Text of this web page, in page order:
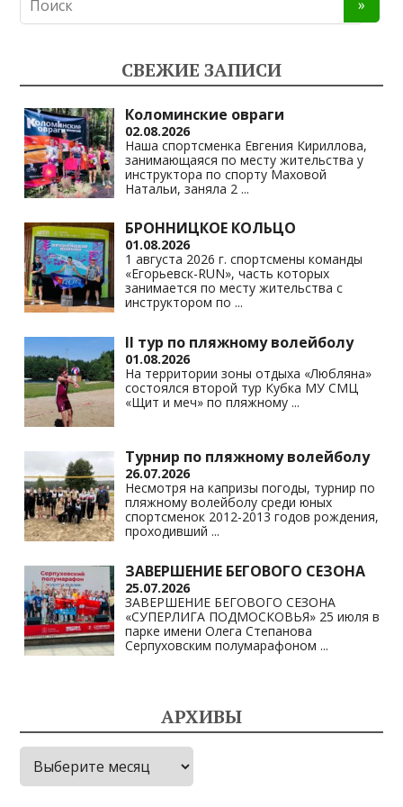
o
as
s
ni
ki
gr
a
m
s
A
p
p
y
Li
n
k
СВЕЖИЕ ЗАПИСИ
Коломинские овраги
02.08.2026
Наша спортсменка Евгения Кириллова,
занимающаяся по месту жительства у
инструктора по спорту Маховой
Натальи, заняла 2 ...
БРОННИЦКОЕ КОЛЬЦО
01.08.2026
1 августа 2026 г. спортсмены команды
«Егорьевск-RUN», часть которых
занимается по месту жительства с
инструктором по ...
II тур по пляжному волейболу
01.08.2026
На территории зоны отдыха «Любляна»
состоялся второй тур Кубка МУ СМЦ
«Щит и меч» по пляжному ...
Турнир по пляжному волейболу
26.07.2026
Несмотря на капризы погоды, турнир по
пляжному волейболу среди юных
спортсменок 2012-2013 годов рождения,
проходивший ...
ЗАВЕРШЕНИЕ БЕГОВОГО СЕЗОНА
25.07.2026
ЗАВЕРШЕНИЕ БЕГОВОГО СЕЗОНА
«СУПЕРЛИГА ПОДМОСКОВЬЯ» 25 июля в
парке имени Олега Степанова
Серпуховским полумарафоном ...
АРХИВЫ
Архивы